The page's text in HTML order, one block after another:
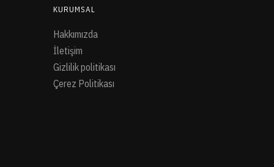
KURUMSAL
Hakkımızda
İletişim
Gizlilik politikası
Çerez Politikası